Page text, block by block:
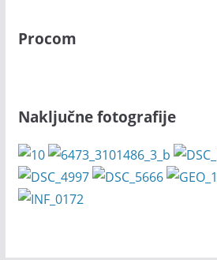
Procom
Naključne fotografije